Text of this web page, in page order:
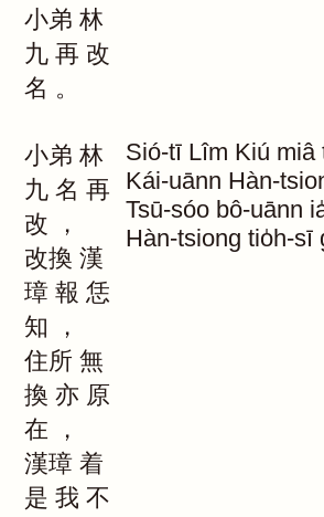
小弟 林
九 再 改
名 。
小弟 林
九 名 再
改
，
改換 漢
璋 報 恁
知
，
住所 無
換 亦 原
在
，
漢璋 着
是 我 不
Sió-tī Lîm Kiú miâ
Kái-uānn Hàn-
Tsū-sóo bô-uānn
Hàn-tsiong tio̍h-sī